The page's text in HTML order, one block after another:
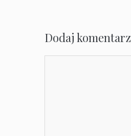
Dodaj komentarz